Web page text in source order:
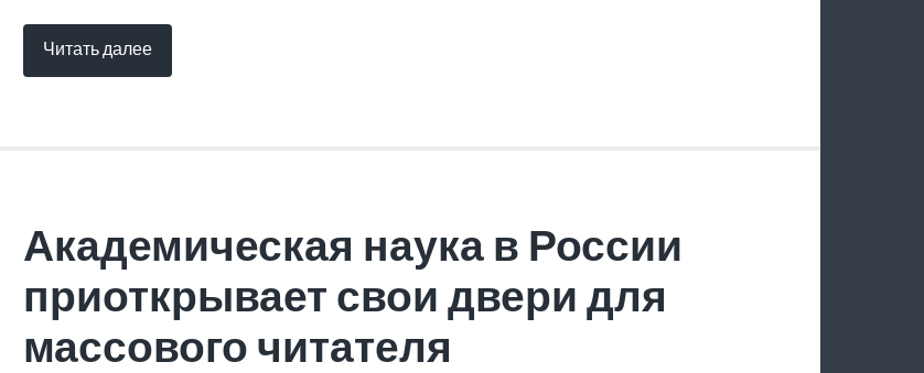
Читать далее
Академическая наука в России
приоткрывает свои двери для
массового читателя